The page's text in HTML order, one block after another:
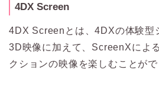
4DX Screen
4DX Screenとは、4DXの体験型
3D映像に加えて、ScreenXによ
クションの映像を楽しむことがで